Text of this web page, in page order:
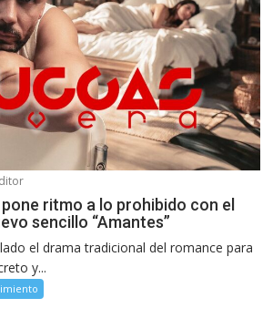
ritmo a lo prohibido con el
sencillo “Amantes”
el drama tradicional del romance para
y...